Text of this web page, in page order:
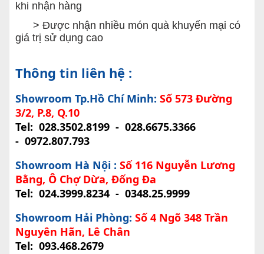
khi nhận hàng
> Được nhận nhiều món quà khuyến mại có
giá trị sử dụng cao
Thông tin liên hệ :
Showroom Tp.Hồ Chí Minh: Số 573 Đường
3/2, P.8, Q.10
Tel: 028.3502.8199- 028.6675.3366
- 0972.807.793
Showroom Hà Nội : Số 116 Nguyễn Lương
Bằng, Ô Chợ Dừa, Đống Đa
Tel: 024.3999.8234- 0348.25.9999
Showroom Hải Phòng: Số 4 Ngõ 348 Trần
Nguyên Hãn, Lê Chân
Tel: 093.468.2679